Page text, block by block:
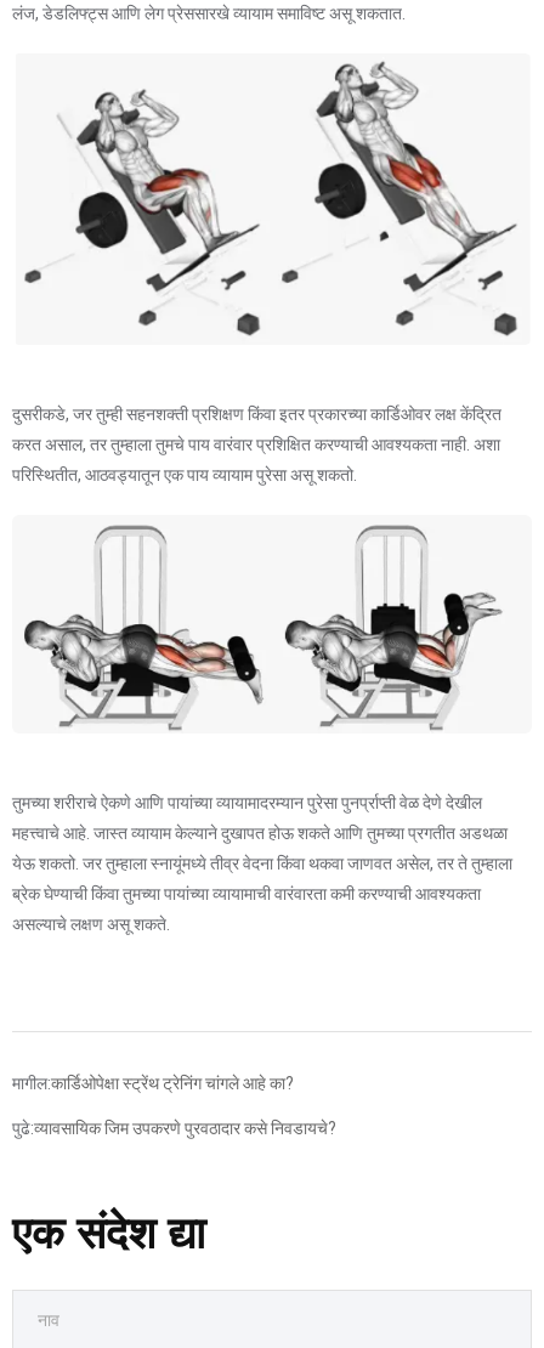
लंज, डेडलिफ्ट्स आणि लेग प्रेससारखे व्यायाम समाविष्ट असू शकतात.
दुसरीकडे, जर तुम्ही सहनशक्ती प्रशिक्षण किंवा इतर प्रकारच्या कार्डिओवर लक्ष केंद्रित
करत असाल, तर तुम्हाला तुमचे पाय वारंवार प्रशिक्षित करण्याची आवश्यकता नाही. अशा
परिस्थितीत, आठवड्यातून एक पाय व्यायाम पुरेसा असू शकतो.
तुमच्या शरीराचे ऐकणे आणि पायांच्या व्यायामादरम्यान पुरेसा पुनर्प्राप्ती वेळ देणे देखील
महत्त्वाचे आहे. जास्त व्यायाम केल्याने दुखापत होऊ शकते आणि तुमच्या प्रगतीत अडथळा
येऊ शकतो. जर तुम्हाला स्नायूंमध्ये तीव्र वेदना किंवा थकवा जाणवत असेल, तर ते तुम्हाला
ब्रेक घेण्याची किंवा तुमच्या पायांच्या व्यायामाची वारंवारता कमी करण्याची आवश्यकता
असल्याचे लक्षण असू शकते.
मागील:कार्डिओपेक्षा स्ट्रेंथ ट्रेनिंग चांगले आहे का?
पुढे:व्यावसायिक जिम उपकरणे पुरवठादार कसे निवडायचे?
एक संदेश द्या